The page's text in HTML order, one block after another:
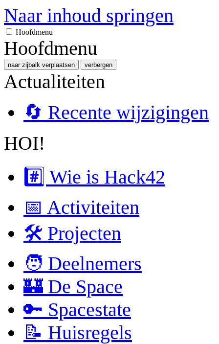
Naar inhoud springen
Hoofdmenu
Hoofdmenu
naar zijbalk verplaatsen verbergen
Actualiteiten
🔄 Recente wijzigingen
HOI!
#️⃣ Wie is Hack42
📅 Activiteiten
🛠 Projecten
🧑 Deelnemers
🏰 De Space
🔑 Spacestate
📝 Huisregels